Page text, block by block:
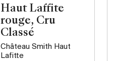
Haut Laffite
rouge, Cru
Classé
Château Smith Haut
Lafitte